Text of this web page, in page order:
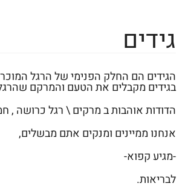
גידים
הגידים הם החלק הפנימי של הרגל
בגידים מקבלים את הטעם והמרקם
הדודות אוהבות ב מרקים \ רגל כרושה ,
אנחנו ממיינים ומנקים אתם מבשלים,
-מגיע קפוא-
לבריאות.